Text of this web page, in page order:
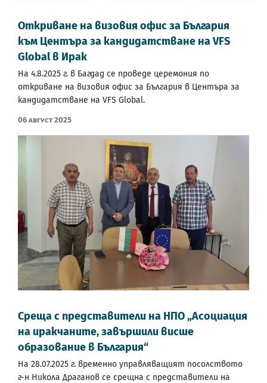
Откриване на визовия офис за България
към Центъра за кандидатстване на VFS
Global в Ирак
На 4.8.2025 г. в Багдад се проведе церемония по
откриване на визовия офис за България в Центъра за
кандидатстване на VFS Global.
06 Август 2025
Среща с представители на НПО „Асоциация
на иракчаните, завършили висше
образование в България“
На 28.07.2025 г. временно управляващият посолството
г-н Никола Драганов се срещна с представители на